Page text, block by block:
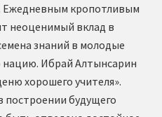
Ежедневным кропотливым
неоценимый вклад в
знаний в молодые
Ибрай Алтынсарин
хорошего учителя».
построении будущего